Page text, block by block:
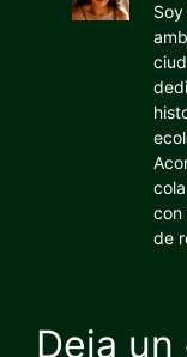
con
de
Deja